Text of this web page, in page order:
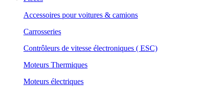
Accessoires pour voitures & camions
Carrosseries
Contrôleurs de vitesse électroniques ( ESC)
Moteurs Thermiques
Moteurs électriques